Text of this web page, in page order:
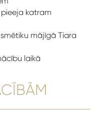
pieeja katram
mājīgā Tiara
laikā